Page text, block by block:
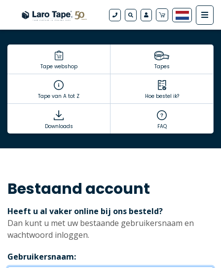
Tape webshop Tapes
Tape van A tot Z Hoe bestel ik?
Downloads FAQ
Bestaand account
Heeft u al vaker online bij ons besteld?
Dan kunt u met uw bestaande gebruikersnaam en
wachtwoord inloggen.
Gebruikersnaam: